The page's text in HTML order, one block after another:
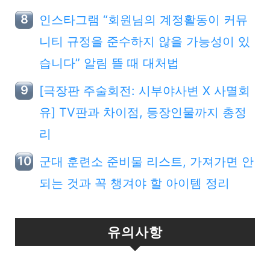
인스타그램 “회원님의 계정활동이 커뮤
니티 규정을 준수하지 않을 가능성이 있
습니다” 알림 뜰 때 대처법
[극장판 주술회전: 시부야사변 X 사멸회
유] TV판과 차이점, 등장인물까지 총정
리
군대 훈련소 준비물 리스트, 가져가면 안
되는 것과 꼭 챙겨야 할 아이템 정리
유의사항